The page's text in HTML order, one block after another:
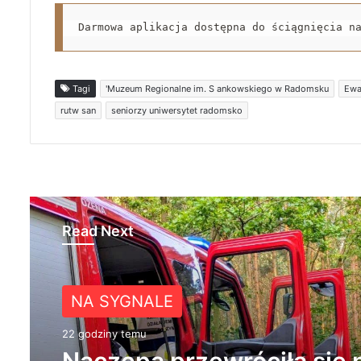
Darmowa aplikacja dostępna do ściągnięcia
Tagi 'Muzeum Regionalne im. S ankowskiego w Radomsku
rutw san
seniorzy uniwersytet radomsko
Read Next
NA SYGNALE
22 godziny temu